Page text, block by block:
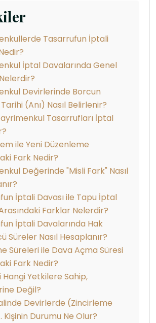
Tasarrufun İptali
İptal Davalarında Genel
Devirlerinde Borcun
(Anı) Nasıl Belirlenir?
Tasarrufları İptal
ile Yeni Düzenleme
Fark Nedir?
Değerinde "Misli Fark" Nasıl
İptali Davası ile Tapu İptal
Farklar Nelerdir?
İptali Davalarında Hak
Süreler Nasıl Hesaplanır?
Süreleri ile Dava Açma Süresi
Fark Nedir?
Yetkilere Sahip,
Değil?
Devirlerde (Zincirleme
Kişinin Durumu Ne Olur?